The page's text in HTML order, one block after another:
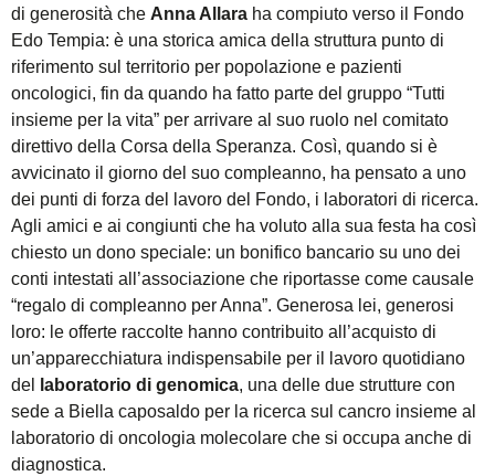
di generosità che Anna Allara ha compiuto verso il Fondo
Edo Tempia: è una storica amica della struttura punto di
riferimento sul territorio per popolazione e pazienti
oncologici, fin da quando ha fatto parte del gruppo “Tutti
insieme per la vita” per arrivare al suo ruolo nel comitato
direttivo della Corsa della Speranza. Così, quando si è
avvicinato il giorno del suo compleanno, ha pensato a uno
dei punti di forza del lavoro del Fondo, i laboratori di ricerca.
Agli amici e ai congiunti che ha voluto alla sua festa ha così
chiesto un dono speciale: un bonifico bancario su uno dei
conti intestati all’associazione che riportasse come causale
“regalo di compleanno per Anna”. Generosa lei, generosi
loro: le offerte raccolte hanno contribuito all’acquisto di
un’apparecchiatura indispensabile per il lavoro quotidiano
del
laboratorio di genomica, una delle due strutture con
sede a Biella caposaldo per la ricerca sul cancro insieme al
laboratorio di oncologia molecolare che si occupa anche di
diagnostica.